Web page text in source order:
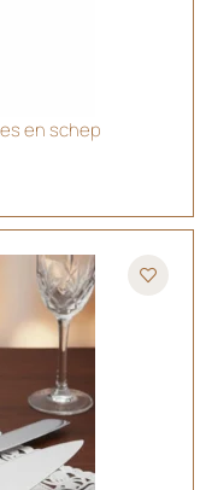
en schep